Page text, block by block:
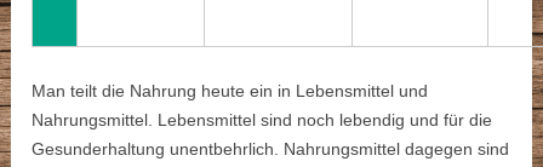
Man teilt die Nahrung heute ein in Lebensmittel und
Nahrungsmittel. Lebensmittel sind noch lebendig und für die
Gesunderhaltung unentbehrlich. Nahrungsmittel dagegen sind